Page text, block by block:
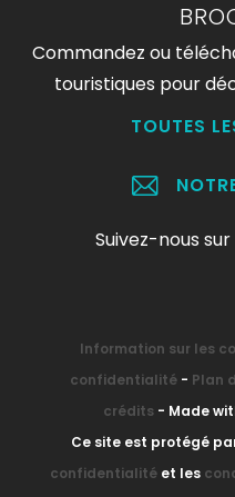
Commandez ou
touristiques pour
TOUTES
Suivez-nous sur
Information sur les
confidentialité- Plan
crédits - Made
Ce site est protégé
confidentialité et les